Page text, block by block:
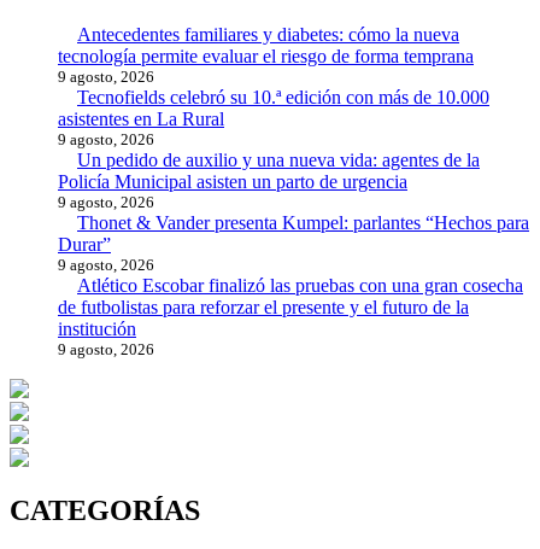
Antecedentes familiares y diabetes: cómo la nueva
tecnología permite evaluar el riesgo de forma temprana
9 agosto, 2026
Tecnofields celebró su 10.ª edición con más de 10.000
asistentes en La Rural
9 agosto, 2026
Un pedido de auxilio y una nueva vida: agentes de la
Policía Municipal asisten un parto de urgencia
9 agosto, 2026
Thonet & Vander presenta Kumpel: parlantes “Hechos para
Durar”
9 agosto, 2026
Atlético Escobar finalizó las pruebas con una gran cosecha
de futbolistas para reforzar el presente y el futuro de la
institución
9 agosto, 2026
CATEGORÍAS